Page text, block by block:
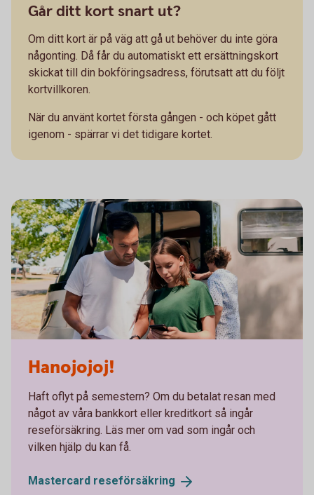
Går ditt kort snart ut?
Om ditt kort är på väg att gå ut behöver du inte göra
någonting. Då får du automatiskt ett ersättningskort
skickat till din bokföringsadress, förutsatt att du följt
kortvillkoren.
När du använt kortet första gången - och köpet gått
igenom - spärrar vi det tidigare kortet.
Hanojojoj!
Haft oflyt på semestern? Om du betalat resan med
något av våra bankkort eller kreditkort så ingår
reseförsäkring. Läs mer om vad som ingår och
vilken hjälp du kan få.
Mastercard reseförsäkring